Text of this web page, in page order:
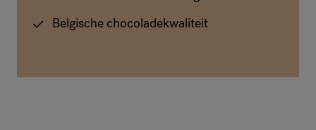
Belgische chocoladekwaliteit